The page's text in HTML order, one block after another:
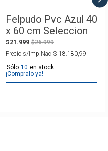
Felpudo Pvc Azul 40
x 60 cm Seleccion
Argentina
$26.999
$21 .999
Precio s/Imp.Nac $ 18 180 99
10
¡Compralo ya!